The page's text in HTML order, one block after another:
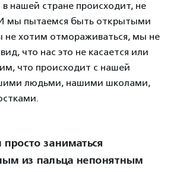
в нашей стране происходит, не
мы пытаемся быть открытыми
не хотим отмораживаться, мы не
что нас это не касается или
что происходит с нашей
людьми, нашими школами,
заниматься
из пальца непонятным